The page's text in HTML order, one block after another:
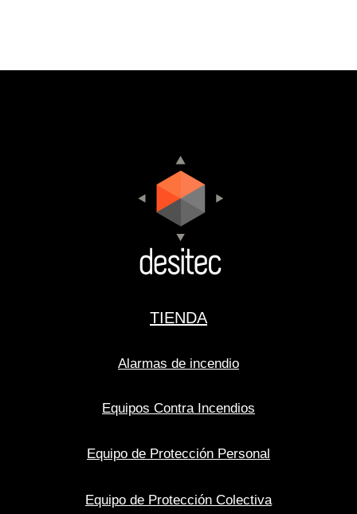
TIENDA
Alarmas de incendio
Equipos Contra Incendios
Equipo de Protección Personal
Equipo de Protección Colectiva